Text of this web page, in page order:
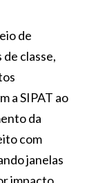
de
classe,
a SIPAT ao
da
com
janelas